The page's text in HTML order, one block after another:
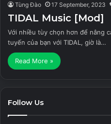
Tùng Đào 17 September, 2023
TIDAL Music [Mod]
Với nhiều tùy chọn hơn để nâng
tuyến của bạn với TIDAL, giờ là…
Read More »
Follow Us